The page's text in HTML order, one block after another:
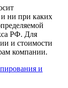
ни при каких
РФ. Для
и стоимости
компании.
и